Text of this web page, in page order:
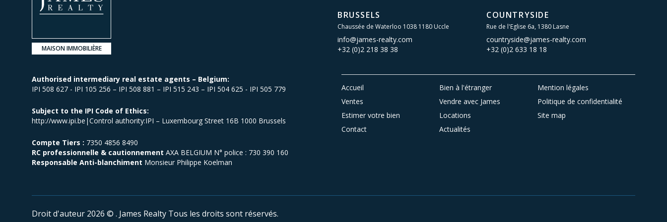
MAISON IMMOBILIÈRE
BRUSSELS
Chaussée de Waterloo 1038 1180 Uccle
info@james-realty.com
+32 (0)2 218 38 38
COUNTRYSIDE
Rue de l'Eglise 6a, 1380 Lasne
countryside@james-realty.com
+32 (0)2 633 18 18
Authorised intermediary real estate agents – Belgium:
IPI 508 627 - IPI 105 256 – IPI 508 881 – IPI 515 243 – IPI 504 625 - IPI 505 779
Subject to the IPI Code of Ethics:
http://www.ipi.be|Control authority:IPI – Luxembourg Street 16B 1000 Brussels
Compte Tiers : 7350 4856 8490
RC professionnelle & cautionnement AXA BELGIUM N° police : 730 390 160
Responsable Anti-blanchiment Monsieur Philippe Koelman
Accueil Bien à l'étranger
Mention légales
Ventes
Vendre avec James
Politique de confidentialité
Estimer votre bien
Locations
Site map
Contact
Actualités
Droit d'auteur 2026 © . James Realty Tous les droits sont réservés.